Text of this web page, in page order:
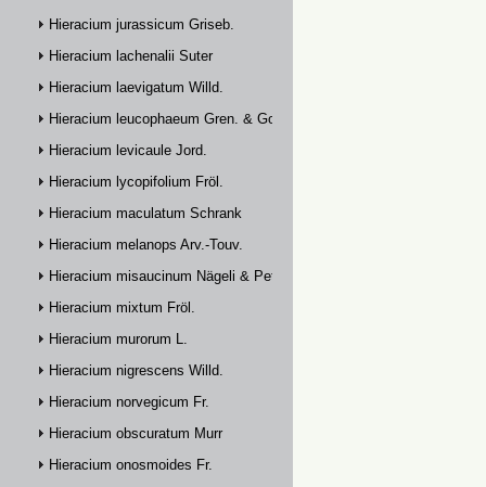
Hieracium jurassicum Griseb.
Hieracium lachenalii Suter
Hieracium laevigatum Willd.
Hieracium leucophaeum Gren. & Godr.
Hieracium levicaule Jord.
Hieracium lycopifolium Fröl.
Hieracium maculatum Schrank
Hieracium melanops Arv.-Touv.
Hieracium misaucinum Nägeli & Peter
Hieracium mixtum Fröl.
Hieracium murorum L.
Hieracium nigrescens Willd.
Hieracium norvegicum Fr.
Hieracium obscuratum Murr
Hieracium onosmoides Fr.